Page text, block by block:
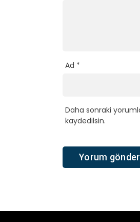
Ad *
Daha sonraki
kaydedilsin.